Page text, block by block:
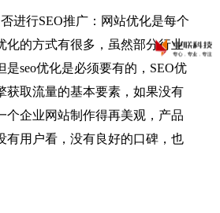
行SEO推广：网站优化是每个
化的方式有很多，虽然部分行业
是seo优化是必须要有的，SEO优
获取流量的基本要素，如果没有
个企业网站制作得再美观，产品
有用户看，没有良好的口碑，也